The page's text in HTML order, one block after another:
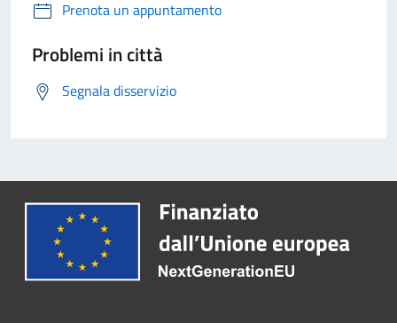
Prenota un appuntamento
Problemi in città
Segnala disservizio